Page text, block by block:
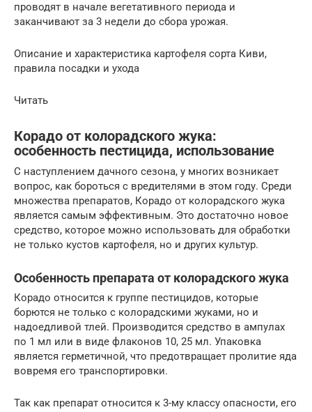
проводят в начале вегетативного периода и
заканчивают за 3 недели до сбора урожая.
Описание и характеристика картофеля сорта Киви,
правила посадки и ухода
Читать
Корадо от колорадского жука:
особенность пестицида, использование
С наступлением дачного сезона, у многих возникает
вопрос, как бороться с вредителями в этом году. Среди
множества препаратов, Корадо от колорадского жука
является самым эффективным. Это достаточно новое
средство, которое можно использовать для обработки
не только кустов картофеля, но и других культур.
Особенность препарата от колорадского жука
Корадо относится к группе пестицидов, которые
борются не только с колорадскими жуками, но и
надоедливой тлей. Производится средство в ампулах
по 1 мл или в виде флаконов 10, 25 мл. Упаковка
является герметичной, что предотвращает пролитие яда
вовремя его транспортировки.
Так как препарат относится к 3-му классу опасности, его